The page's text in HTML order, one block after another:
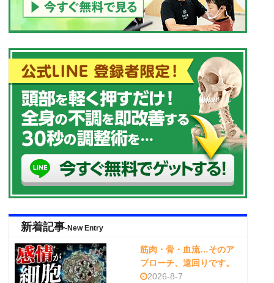
新着記事-New Entry
筋肉・骨・血流…そのア
プローチ、遠回りです。
2026-8-7